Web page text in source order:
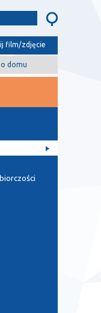
film/zdjęcie
domu